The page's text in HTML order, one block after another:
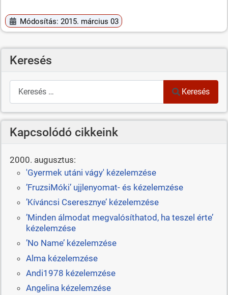
Módosítás: 2015. március 03
Keresés
Keresés
Keresés
Kapcsolódó cikkeink
2000. augusztus:
'Gyermek utáni vágy' kézelemzése
’FruzsiMóki’ ujjlenyomat- és kézelemzése
’Kíváncsi Cseresznye’ kézelemzése
’Minden álmodat megvalósíthatod, ha teszel érte’
kézelemzése
’No Name’ kézelemzése
Alma kézelemzése
Andi1978 kézelemzése
Angelina kézelemzése